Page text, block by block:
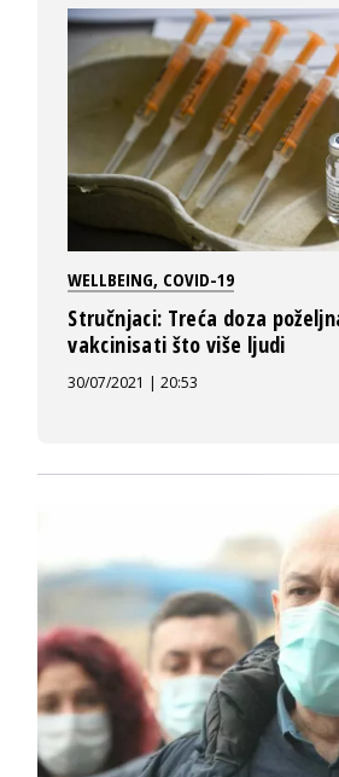
WELLBEING, COVID-19
Stručnjaci: Treća doza
vakcinisati što više ljudi
30/07/2021 | 20:53